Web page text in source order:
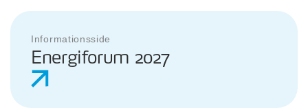
Informationsside
Energiforum 2027